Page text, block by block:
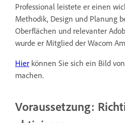
Professional leistete er einen
Methodik, Design und Planung
Oberflächen und relevanter
wurde er Mitglied der Wacom
Hier können Sie sich ein Bild
machen.
Voraussetzung: